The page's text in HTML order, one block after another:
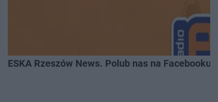
ESKA Rzeszów News. Polub nas na Facebooku!